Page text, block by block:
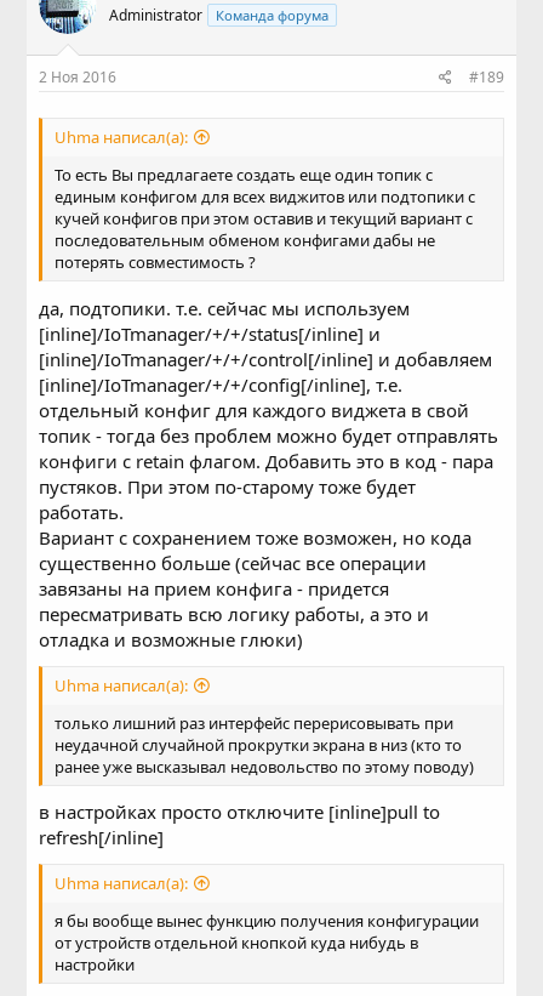
Administrator Команда форума
2 Ноя 2016 #189
Uhma написал(а):
То есть Вы предлагаете создать еще один топик с
единым конфигом для всех виджитов или подтопики с
кучей конфигов при этом оставив и текущий вариант с
последовательным обменом конфигами дабы не
потерять совместимость ?
да, подтопики. т.е. сейчас мы используем
[inline]/IoTmanager/+/+/status[/inline] и
[inline]/IoTmanager/+/+/control[/inline] и добавляем
[inline]/IoTmanager/+/+/config[/inline], т.е.
отдельный конфиг для каждого виджета в свой
топик - тогда без проблем можно будет отправлять
конфиги с retain флагом. Добавить это в код - пара
пустяков. При этом по-старому тоже будет
работать.
Вариант с сохранением тоже возможен, но кода
существенно больше (сейчас все операции
завязаны на прием конфига - придется
пересматривать всю логику работы, а это и
отладка и возможные глюки)
Uhma написал(а):
только лишний раз интерфейс перерисовывать при
неудачной случайной прокрутки экрана в низ (кто то
ранее уже высказывал недовольство по этому поводу)
в настройках просто отключите [inline]pull to
refresh[/inline]
Uhma написал(а):
я бы вообще вынес функцию получения конфигурации
от устройств отдельной кнопкой куда нибудь в
настройки